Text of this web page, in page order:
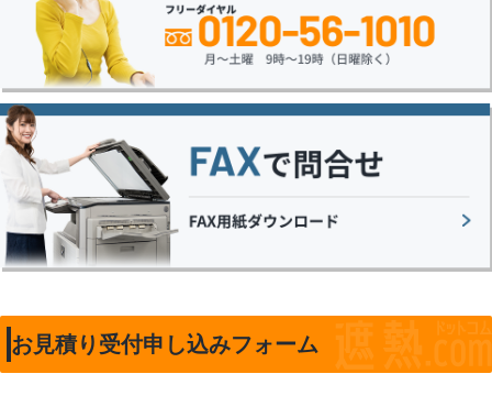
お見積り受付申し込みフォーム